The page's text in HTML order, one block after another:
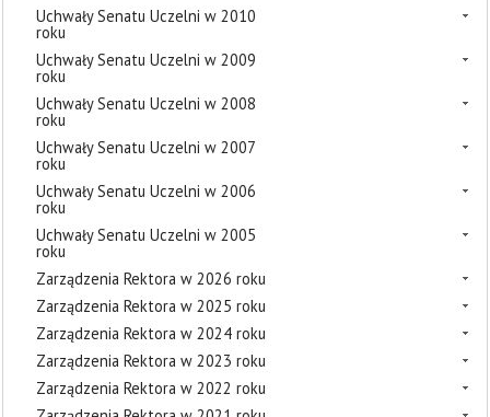
Uchwały Senatu Uczelni w 2010
roku
Uchwały Senatu Uczelni w 2009
roku
Uchwały Senatu Uczelni w 2008
roku
Uchwały Senatu Uczelni w 2007
roku
Uchwały Senatu Uczelni w 2006
roku
Uchwały Senatu Uczelni w 2005
roku
Zarządzenia Rektora w 2026 roku
Zarządzenia Rektora w 2025 roku
Zarządzenia Rektora w 2024 roku
Zarządzenia Rektora w 2023 roku
Zarządzenia Rektora w 2022 roku